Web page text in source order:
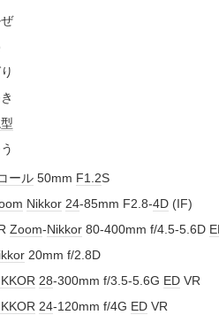
ール 50mm F1.2S
Nikkor 24-85mm F2.8-4D (IF)
Zoom-Nikkor 80-400mm f/4.5-5.6D
20mm f/2.8D
28-300mm f/3.5-5.6G ED VR
24-120mm f/4G ED VR